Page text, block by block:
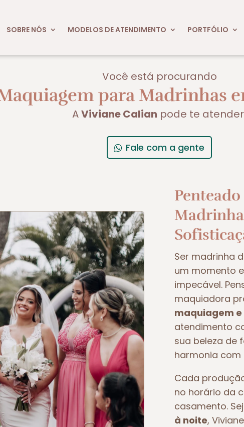
SOBRE NÓS MODELOS DE ATENDIMENTO PORTFÓLIO
Você está procurando
para Madrinhas
AViviane Calian pode te
Fale com a gente
Ser madrinha
um momento
impecável.
maquiadora
maquiagem
atendimento
sua beleza de
harmonia com
Cada
no horário da
casamento.
à noite,